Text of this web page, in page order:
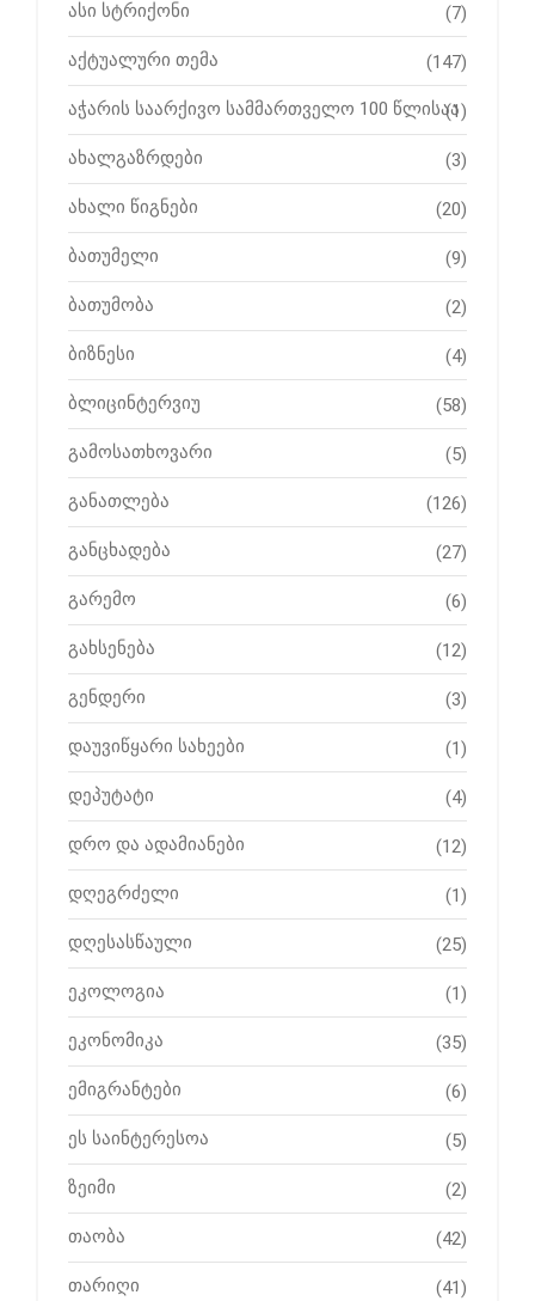
ასი სტრიქონი (7)
აქტუალური თემა (147)
აჭარის საარქივო სამმართველო 100 წლისაა
(1)
ახალგაზრდები (3)
ახალი წიგნები (20)
ბათუმელი (9)
ბათუმობა (2)
ბიზნესი (4)
ბლიცინტერვიუ (58)
გამოსათხოვარი (5)
განათლება (126)
განცხადება (27)
გარემო (6)
გახსენება (12)
გენდერი (3)
დაუვიწყარი სახეები (1)
დეპუტატი (4)
დრო და ადამიანები (12)
დღეგრძელი (1)
დღესასწაული (25)
ეკოლოგია (1)
ეკონომიკა (35)
ემიგრანტები (6)
ეს საინტერესოა (5)
ზეიმი (2)
თაობა (42)
თარიღი (41)